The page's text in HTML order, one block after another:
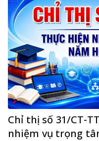
Chỉ thị số 31/CT-
nhiệm vụ trọng